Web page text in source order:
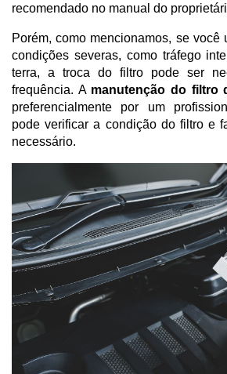
recomendado no manual do
Porém, como mencionamos, se
condições severas, como tráfego
terra, a troca do filtro pode ser
frequência. A manutenção do filtro
preferencialmente por um
pode verificar a condição do filtro e
necessário.